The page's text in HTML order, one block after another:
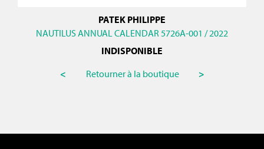
PATEK PHILIPPE
NAUTILUS ANNUAL CALENDAR 5726A-001 / 2022
INDISPONIBLE
<
Retourner à la boutique >